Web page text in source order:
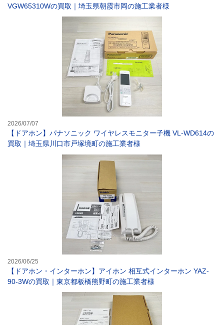
VGW65310Wの買取｜埼玉県朝霞市岡の施工業者様
2026/07/07
【ドアホン】パナソニック ワイヤレスモニター子機 VL-WD614の
買取｜埼玉県川口市戸塚境町の施工業者様
2026/06/25
【ドアホン・インターホン】アイホン 相互式インターホン YAZ-
90-3Wの買取｜東京都板橋熊野町の施工業者様